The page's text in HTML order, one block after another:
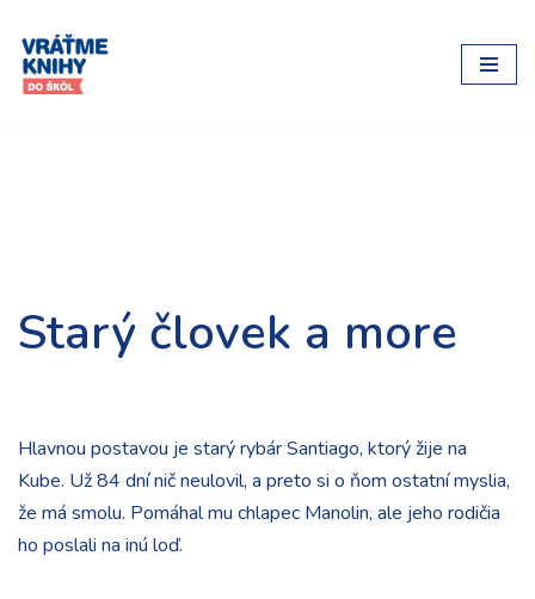
Preskočiť
na
Starý človek a more
Hlavnou postavou je starý rybár Santiago, ktorý žije na
Kube. Už 84 dní nič neulovil, a preto si o ňom ostatní myslia,
že má smolu. Pomáhal mu chlapec Manolin, ale jeho rodičia
ho poslali na inú loď.